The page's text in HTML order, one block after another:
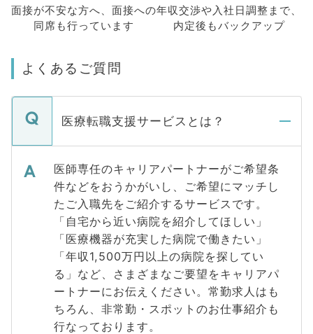
面接が不安な方へ、 面接への
同席も行っています
年収交渉や入社日調整まで、
内定後もバックアップ
よくあるご質問
医療転職支援サービスとは？
医師専任のキャリアパートナーがご希望条
件などをおうかがいし、ご希望にマッチし
たご入職先をご紹介するサービスです。
「自宅から近い病院を紹介してほしい」
「医療機器が充実した病院で働きたい」
「年収1,500万円以上の病院を探してい
る」など、さまざまなご要望をキャリアパ
ートナーにお伝えください。常勤求人はも
ちろん、非常勤・スポットのお仕事紹介も
行なっております。